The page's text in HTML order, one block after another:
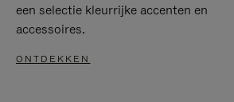
een selectie kleurrijke accenten en
accessoires.
ONTDEKKEN